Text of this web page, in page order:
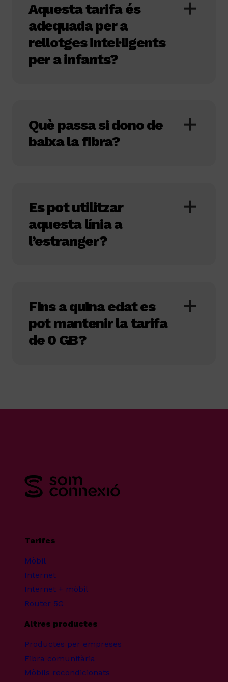
Aquesta tarifa és
adequada per a
rellotges intel·ligents
per a infants?
Què passa si dono de
baixa la fibra?
Es pot utilitzar
aquesta línia a
l’estranger?
Fins a quina edat es
pot mantenir la tarifa
de 0 GB?
Tarifes
Mòbil
Internet
Internet + mòbil
Router 5G
Altres productes
Productes per empreses
Fibra comunitària
Mòbils recondicionats